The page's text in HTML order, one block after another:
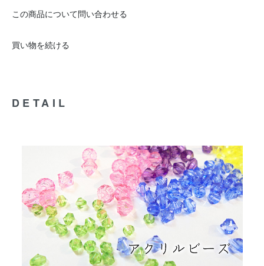
この商品について問い合わせる
買い物を続ける
DETAIL